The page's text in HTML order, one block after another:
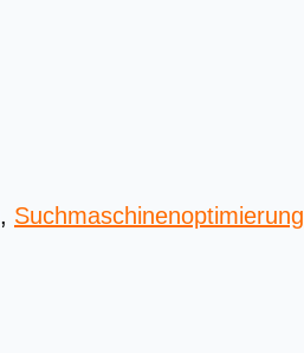
, Suchmaschinenoptimierung